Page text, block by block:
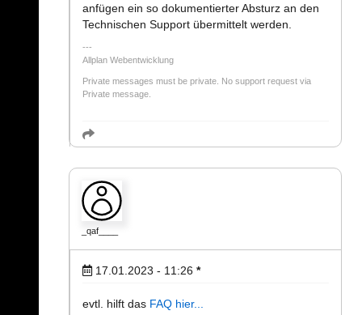
anfügen ein so dokumentierter Absturz an den
Technischen Support übermittelt werden.
Allplan Webentwicklung
Private messages must be private. No support request via
Private message.
_qaf____
17.01.2023 - 11:26 *
evtl. hilft das FAQ hier...